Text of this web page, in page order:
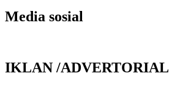
Media sosial
IKLAN /ADVERTORIAL